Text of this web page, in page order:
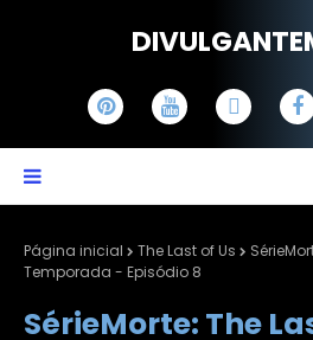
Página inicial The Last of Us
Temporada - Episódio 8
SérieMorte: The